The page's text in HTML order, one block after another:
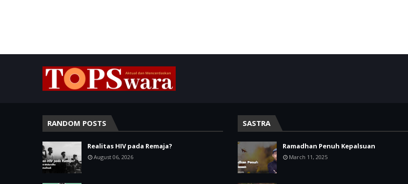
RANDOM POSTS
Realitas HIV pada Remaja?
August 06, 2026
SASTRA
Ramadhan Penuh Kepalsuan
March 11, 2025